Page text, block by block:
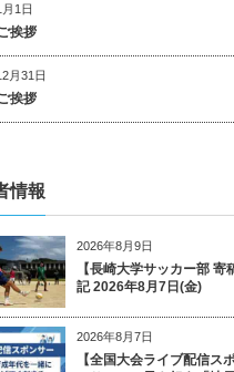
1日
挨拶
月31日
挨拶
情報
2026年8月9日
【長崎大学サッカー部
記 2026年8月7日(金)
2026年8月7日
【全国大会ライブ配信ス